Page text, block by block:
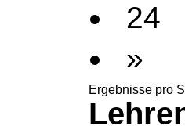
24
»
Ergebnisse pro